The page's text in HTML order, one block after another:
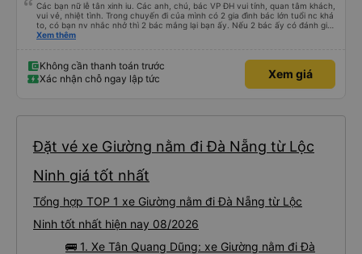
Các bạn nữ lễ tân xinh iu. Các anh, chú, bác VP ĐH vui tính, quan tâm khách,
vui vẻ, nhiệt tình. Trong chuyến đi của mình có 2 gia đình bác lớn tuổi nc khá
to, có bạn nv nhắc nhở thì 2 bác mắng lại bạn ấy. Nếu 2 bác ấy có đánh giá
xấu thì mình ngược lại nha. Bạn ấy nhắc nhở rất đúng. 2 bác nói rất to. To
bạn ấy nha. Nếu bạn ấy bị trừ thì bảo bạn ấy liên hệ sđt của mình, mình hỗ
trợ ạ. Số mình đuôi 666, chuyến ĐH-NT ngày 16/1. À các bạn nữ lễ tân xinh
iu còn đổi cho mình phòng đơn sang đôi xong còn note là (một mình) yêu
Xem thêm
Không cần thanh toán trước
Xác nhận chỗ ngay lập tức
Xem giá
Đặt vé xe Giường nằm đi Đà Nẵng từ Lộc
Ninh giá tốt nhất
Tổng hợp TOP 1 xe Giường nằm đi Đà Nẵng từ Lộc
Ninh tốt nhất hiện nay 08/2026
🚌 1. Xe Tân Quang Dũng: xe Giường nằm đi Đà